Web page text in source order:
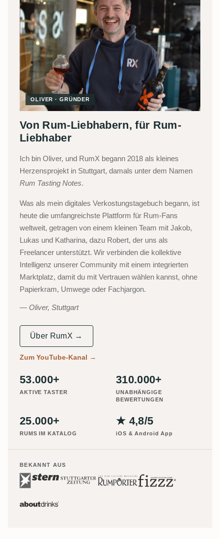
OLIVER · GRÜNDER
Von Rum-Liebhabern, für Rum-
Liebhaber
Ich bin Oliver, und RumX begann 2018 als kleines
Herzensprojekt in Stuttgart, damals unter dem Namen
Rum Tasting Notes.
Was als mein digitales Verkostungstagebuch begann, ist
heute die umfangreichste Plattform für Rum-Fans
weltweit, getragen von einem kleinen Team mit Jakob,
Lukas und Katharina, dazu Robert, der uns als
Freelancer unterstützt. Wir verbinden die kollektive
Intelligenz unserer Community mit einem integrierten
Marktplatz, damit du mit Vertrauen wählen kannst, ohne
Papierkram, Umwege oder Fachjargon.
Oliver, Stuttgart
Über RumX →
Zum YouTube-Kanal →
53.000+
AKTIVE TASTER
310.000+
UNABHÄNGIGE
BEWERTUNGEN
25.000+
RUMS IM KATALOG
★ 4,8/5
iOS & Android App
BEKANNT AUS